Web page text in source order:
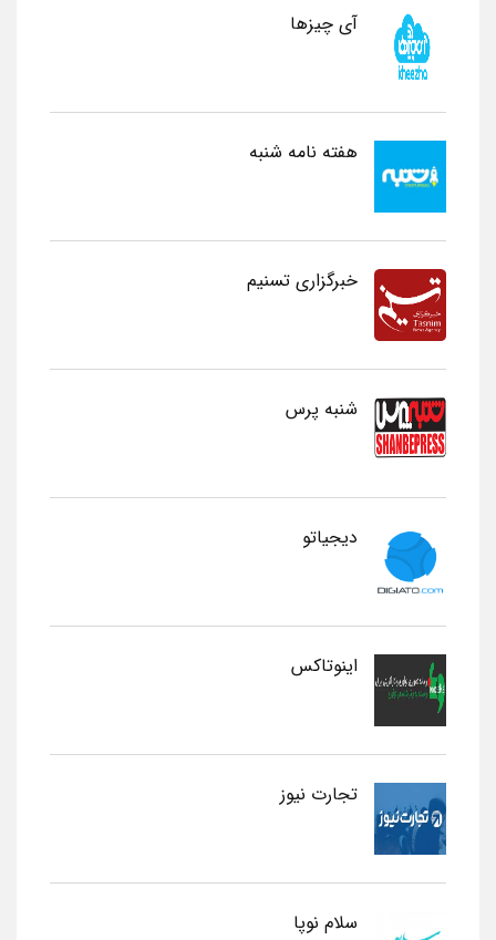
آی چیزها
هفته نامه شنبه
خبرگزاری تسنیم
شنبه پرس
دیجیاتو
اینوتاکس
تجارت نیوز
سلام نوپا